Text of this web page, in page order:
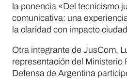
la ponencia «Del tecnicismo
comunicativa: una
la claridad con impacto
Otra integrante de JusCom,
representación del Ministerio
Defensa de Argentina